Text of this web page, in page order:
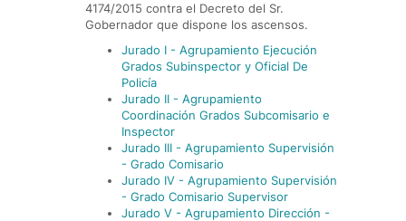
4174/2015 contra el Decreto del Sr.
Gobernador que dispone los ascensos.
Jurado I - Agrupamiento Ejecución
Grados Subinspector y Oficial De
Policía
Jurado II - Agrupamiento
Coordinación Grados Subcomisario e
Inspector
Jurado III - Agrupamiento Supervisión
- Grado Comisario
Jurado IV - Agrupamiento Supervisión
- Grado Comisario Supervisor
Jurado V - Agrupamiento Dirección -